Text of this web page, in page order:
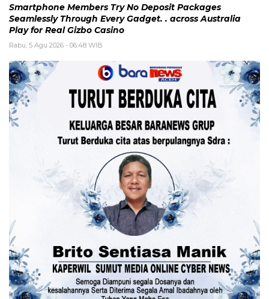
Smartphone Members Try No Deposit Packages
Seamlessly Through Every Gadget. . across Australia
Play for Real Gizbo Casino
Rabu, 5 Agu 2026 - 06:48 WIB